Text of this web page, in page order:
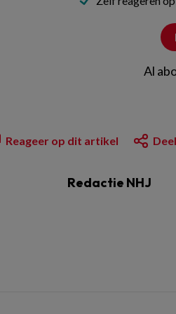
Al
Reageer op dit artikel
Redactie NHJ